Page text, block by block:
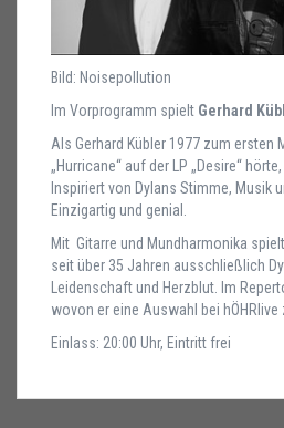
Bild: Noisepollution
Im Vorprogramm spielt Gerhard
Als Gerhard Kübler 1977 zum ersten
„Hurricane“ auf der LP „Desire“
Inspiriert von Dylans Stimme, Musik
Einzigartig und genial.
Mit Gitarre und Mundharmonika
seit über 35 Jahren ausschließlich
Leidenschaft und Herzblut. Im
wovon er eine Auswahl bei hÖHRlive
Einlass: 20:00 Uhr, Eintritt frei